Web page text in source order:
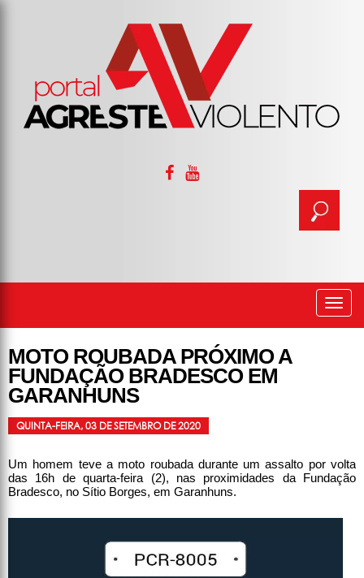
MOTO ROUBADA PRÓXIMO A
FUNDAÇÃO BRADESCO EM
GARANHUNS
QUINTA-FEIRA, 03 DE SETEMBRO DE 2020
Um homem teve a moto roubada durante um assalto por volta
das 16h de quarta-feira (2), nas proximidades da Fundação
Bradesco, no Sítio Borges, em Garanhuns.